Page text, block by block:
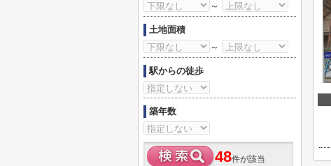
～
土地面積
～
駅からの徒歩
築年数
48件が該当